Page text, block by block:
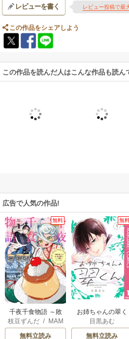
レビューを書く レビュー投稿で最
この作品をシェアしよう
この作品を読んだ人はこんな作品も読ん
広告で人気の作品!
無料
千夜千食物語 ～敗
国の姫ですが氷の
皇子殿下がどうも
枝豆ずんだ/ MAM
AKOTO/鴉羽凛燈
無料立読み
無
お姉ちゃんの翠く
ん
目黒あむ
無料立読み